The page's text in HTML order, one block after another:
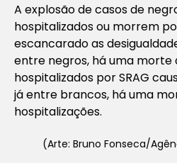
A explosão de casos de
hospitalizados ou morrem
escancarado as
entre negros, há uma morte
hospitalizados por SRAG
já entre brancos, há uma
hospitalizações.
(Arte: Bruno Fonseca/